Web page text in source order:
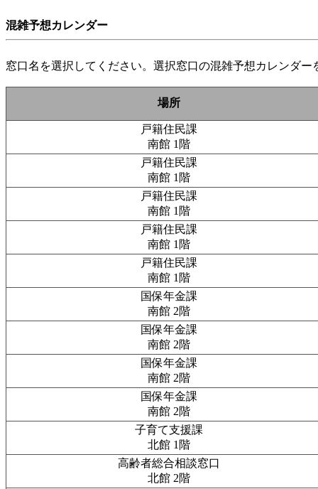
混雑予想カレンダー
窓口名を選択してください。選択窓口の混雑予想カレンダー
場所
戸籍住民課
南館 1階
戸籍住民課
南館 1階
戸籍住民課
南館 1階
戸籍住民課
南館 1階
戸籍住民課
南館 1階
国保年金課
南館 2階
国保年金課
南館 2階
国保年金課
南館 2階
国保年金課
南館 2階
子育て支援課
北館 1階
高齢者総合相談窓口
北館 2階